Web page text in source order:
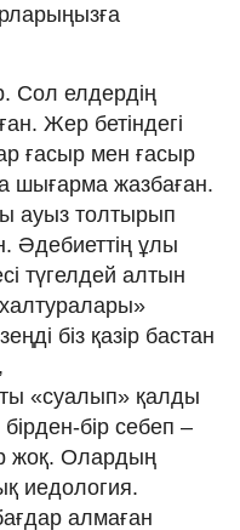
Сол елдердiң
Жер бетiндегi
ғасыр мен ғасыр
шығарма жазбаған.
ауыз толтырып
Əдебиеттiң ұлы
түгелдей алтын
бiз қазiр бастан
«суалып» қалды
бiр себеп –
жоқ. Олардың
иедология.
алмаған